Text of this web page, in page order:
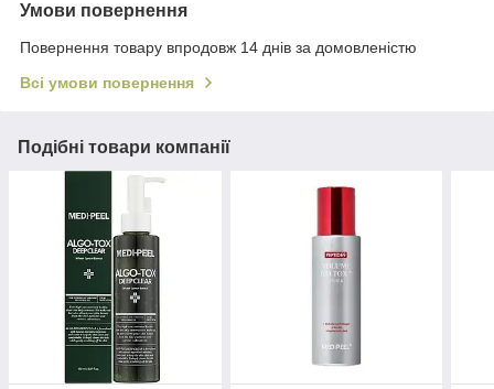
Умови повернення
Повернення товару впродовж 14 днів за домовленістю
Всі умови повернення
Подібні товари компанії